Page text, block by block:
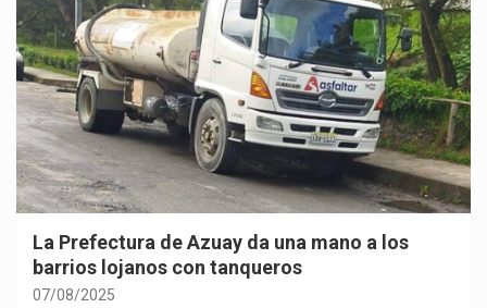
La Prefectura de Azuay da una mano a los
barrios lojanos con tanqueros
07/08/2025